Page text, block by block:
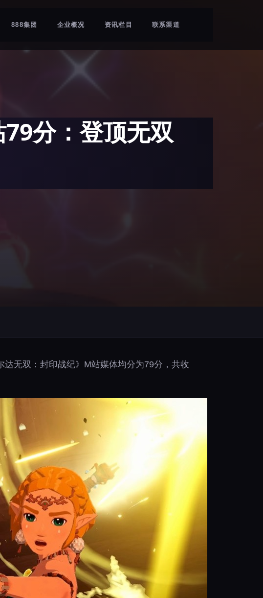
888集团 企业概况 资讯栏目 联系渠道
79分：登顶无双
达无双：封印战纪》M站媒体均分为79分，共收